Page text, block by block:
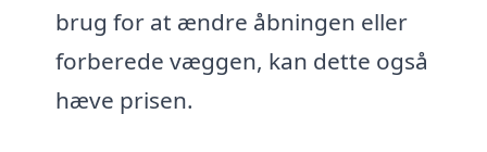
brug for at ændre åbningen eller
forberede væggen, kan dette også
hæve prisen.